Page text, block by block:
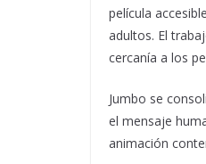
película
adultos. El
cercanía a los
Jumbo se
el mensaje
animación